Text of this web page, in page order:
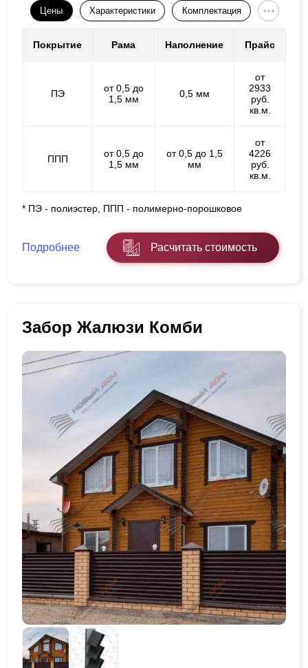
Цены Характеристики Комплектация
Покрытие Рама Наполнение Прайс
ПЭ
от 0,5 до
1,5 мм
0,5 мм
от
2933
руб.
кв.м.
ППП
от 0,5 до
1,5 мм
от 0,5 до 1,5
мм
от
4226
руб.
кв.м.
* ПЭ - полиэстер, ППП - полимерно-порошковое
Подробнее Расчитать стоимость
Забор Жалюзи Комби